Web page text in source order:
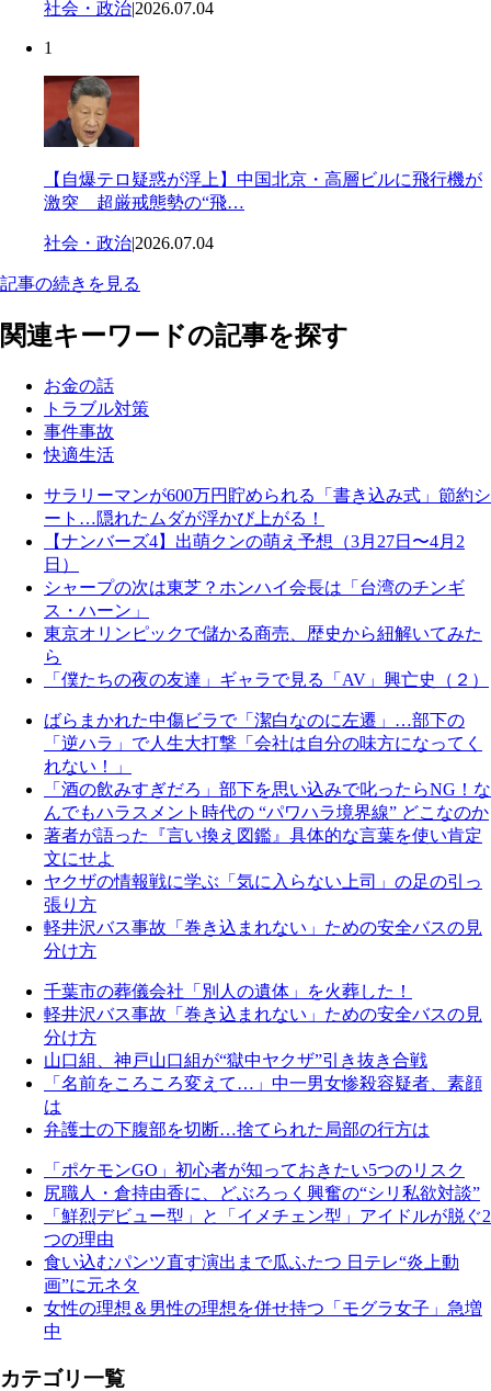
社会・政治|2026.07.04
1
【自爆テロ疑惑が浮上】中国北京・高層ビルに飛行機が
激突 超厳戒態勢の“飛…
社会・政治|2026.07.04
記事の続きを見る
関連キーワードの記事を探す
お金の話
トラブル対策
事件事故
快適生活
サラリーマンが600万円貯められる「書き込み式」節約シ
ート…隠れたムダが浮かび上がる！
【ナンバーズ4】出萌クンの萌え予想（3月27日〜4月2
日）
シャープの次は東芝？ホンハイ会長は「台湾のチンギ
ス・ハーン」
東京オリンピックで儲かる商売、歴史から紐解いてみた
ら
「僕たちの夜の友達」ギャラで見る「AV」興亡史（２）
ばらまかれた中傷ビラで「潔白なのに左遷」…部下の
「逆ハラ」で人生大打撃「会社は自分の味方になってく
れない！」
「酒の飲みすぎだろ」部下を思い込みで叱ったらNG！な
んでもハラスメント時代の “パワハラ境界線” どこなのか
著者が語った『言い換え図鑑』具体的な言葉を使い肯定
文にせよ
ヤクザの情報戦に学ぶ「気に入らない上司」の足の引っ
張り方
軽井沢バス事故「巻き込まれない」ための安全バスの見
分け方
千葉市の葬儀会社「別人の遺体」を火葬した！
軽井沢バス事故「巻き込まれない」ための安全バスの見
分け方
山口組、神戸山口組が“獄中ヤクザ”引き抜き合戦
「名前をころころ変えて…」中一男女惨殺容疑者、素顔
は
弁護士の下腹部を切断…捨てられた局部の行方は
「ポケモンGO」初心者が知っておきたい5つのリスク
尻職人・倉持由香に、どぶろっく興奮の“シリ私欲対談”
「鮮烈デビュー型」と「イメチェン型」アイドルが脱ぐ2
つの理由
食い込むパンツ直す演出まで瓜ふたつ 日テレ“炎上動
画”に元ネタ
女性の理想＆男性の理想を併せ持つ「モグラ女子」急増
中
カテゴリ一覧